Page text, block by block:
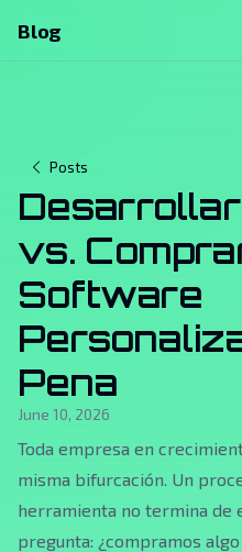
Blog
Posts
Desarrollar
vs.
Software
Pena
June 10, 2026
Toda empresa en
misma bifurcación. Un
herramienta no termina de
pregunta: ¿compramos